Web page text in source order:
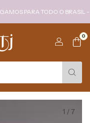
PARA TODO O BRASIL -
0
1 / 7